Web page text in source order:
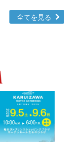
全てを見る